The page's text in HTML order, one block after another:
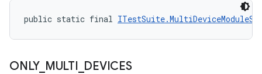
public static final
ONLY_ MULTI DEVICES